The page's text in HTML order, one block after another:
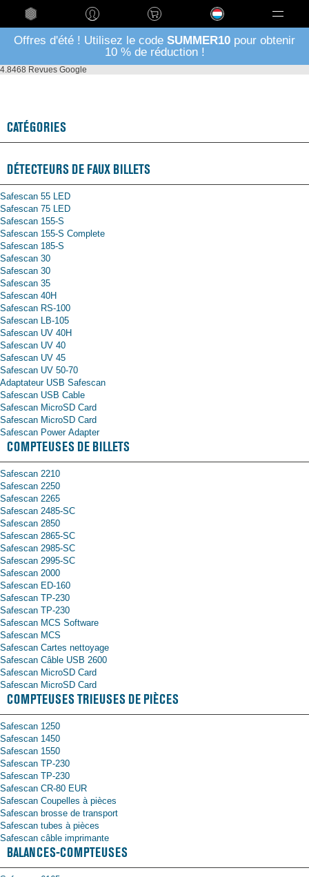
Language
Offres d'été ! Utilisez le code SUMMER10 pour obtenir
10 % de réduction !
4.8468 Revues Google
CATÉGORIES
DÉTECTEURS DE FAUX BILLETS
Safescan 55 LED
Safescan 75 LED
Safescan 155-S
Safescan 155-S Complete
Safescan 185-S
Safescan 30
Safescan 30
Safescan 35
Safescan 40H
Safescan RS-100
Safescan LB-105
Safescan UV 40H
Safescan UV 40
Safescan UV 45
Safescan UV 50-70
Adaptateur USB Safescan
Safescan USB Cable
Safescan MicroSD Card
Safescan MicroSD Card
Safescan Power Adapter
COMPTEUSES DE BILLETS
Safescan 2210
Safescan 2250
Safescan 2265
Safescan 2485-SC
Safescan 2850
Safescan 2865-SC
Safescan 2985-SC
Safescan 2995-SC
Safescan 2000
Safescan ED-160
Safescan TP-230
Safescan TP-230
Safescan MCS Software
Safescan MCS
Safescan Cartes nettoyage
Safescan Câble USB 2600
Safescan MicroSD Card
Safescan MicroSD Card
COMPTEUSES TRIEUSES DE PIÈCES
Safescan 1250
Safescan 1450
Safescan 1550
Safescan TP-230
Safescan TP-230
Safescan CR-80 EUR
Safescan Coupelles à pièces
Safescan brosse de transport
Safescan tubes à pièces
Safescan câble imprimante
BALANCES-COMPTEUSES